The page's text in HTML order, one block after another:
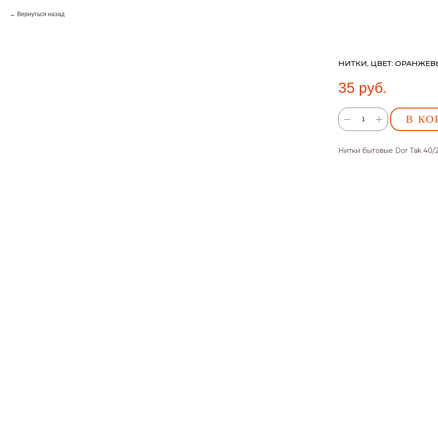
Вернуться назад
НИТКИ, ЦВЕТ:
35 руб.
В
Нитки бытовые Dor Tak 40/